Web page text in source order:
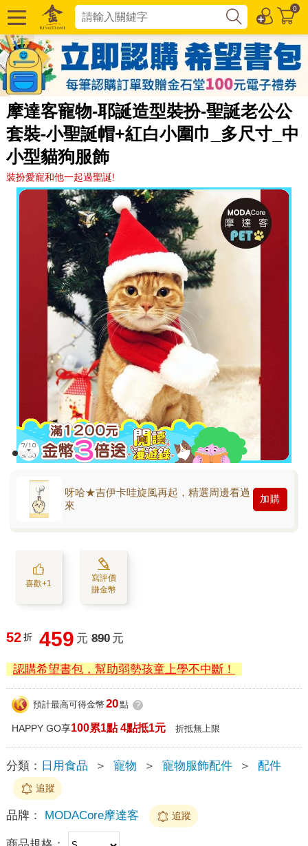
0
摩達客寵物-耶誕造型裝扮-聖誕老公公
套裝-小聖誕帽+紅白小圍巾_多尺寸_中
小型貓狗服飾
裝扮愛寵和他一起過聖誕!
呀哈★吉伊卡哇旋風再起，精選周邊看過
來
加購
喜歡+1
寫評價
賺金幣
52 折 459 元 890 元
認購希望書包，幫助弱勢孩童上學不中斷！
預計最高可得金幣 20點 ?
HAPPY GO享100累1點 4點抵1元 折抵無上限
分類： 日用食品 ＞ 寵物 ＞ 寵物服飾配件 ＞ 配件
追蹤
品牌： MODACore摩達客 追蹤